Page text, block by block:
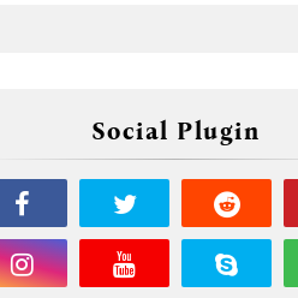
Social Plugin